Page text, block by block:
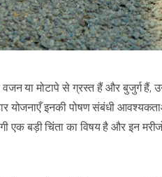
या मोटापे से ग्रस्त हैं और बुजुर्ग हैं,
योजनाएँ इनकी पोषण संबंधी
एक बड़ी चिंता का विषय है और इन